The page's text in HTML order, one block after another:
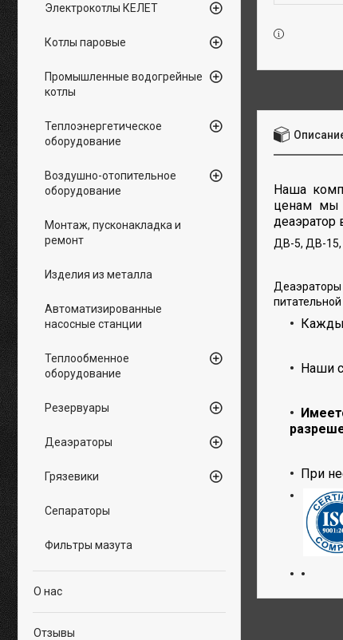
Наша
ценам мы
деаэратор
ДВ-5, ДВ-
Наши
При
Электрокотлы КЕЛЕТ
Котлы паровые
Промышленные водогрейные
котлы
Теплоэнергетическое
оборудование
Воздушно-отопительное
оборудование
Монтаж, пусконакладка и
ремонт
Изделия из металла
Автоматизированные
насосные станции
Теплообменное
оборудование
Резервуары
Деаэраторы
Грязевики
Сепараторы
Фильтры мазута
О нас
Отзывы